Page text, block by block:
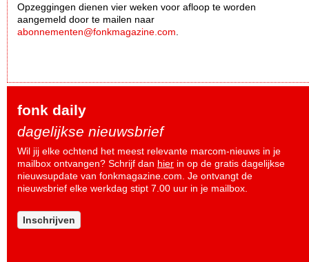
Opzeggingen dienen vier weken voor afloop te worden
aangemeld door te mailen naar
abonnementen@fonkmagazine.com
fonk daily
dagelijkse nieuwsbrief
Wil jij elke ochtend het meest relevante marcom-nieuws in je
mailbox ontvangen? Schrijf dan hier in op de gratis dagelijkse
nieuwsupdate van fonkmagazine.com. Je ontvangt de
nieuwsbrief elke werkdag stipt 7.00 uur in je mailbox.
Inschrijven